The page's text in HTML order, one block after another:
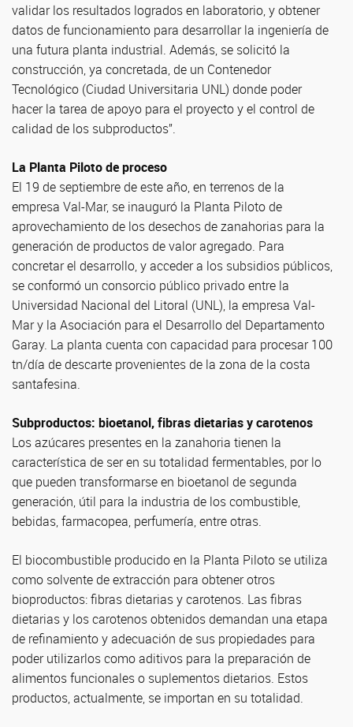
validar los resultados logrados en laboratorio, y obtener
datos de funcionamiento para desarrollar la ingeniería de
una futura planta industrial. Además, se solicitó la
construcción, ya concretada, de un Contenedor
Tecnológico (Ciudad Universitaria UNL) donde poder
hacer la tarea de apoyo para el proyecto y el control de
calidad de los subproductos”.
La Planta Piloto de proceso
El 19 de septiembre de este año, en terrenos de la
empresa Val-Mar, se inauguró la Planta Piloto de
aprovechamiento de los desechos de zanahorias para la
generación de productos de valor agregado. Para
concretar el desarrollo, y acceder a los subsidios públicos,
se conformó un consorcio público privado entre la
Universidad Nacional del Litoral (UNL), la empresa Val-
Mar y la Asociación para el Desarrollo del Departamento
Garay. La planta cuenta con capacidad para procesar 100
tn/día de descarte provenientes de la zona de la costa
santafesina.
Subproductos: bioetanol, fibras dietarias y carotenos
Los azúcares presentes en la zanahoria tienen la
característica de ser en su totalidad fermentables, por lo
que pueden transformarse en bioetanol de segunda
generación, útil para la industria de los combustible,
bebidas, farmacopea, perfumería, entre otras.
El biocombustible producido en la Planta Piloto se utiliza
como solvente de extracción para obtener otros
bioproductos: fibras dietarias y carotenos. Las fibras
dietarias y los carotenos obtenidos demandan una etapa
de refinamiento y adecuación de sus propiedades para
poder utilizarlos como aditivos para la preparación de
alimentos funcionales o suplementos dietarios. Estos
productos, actualmente, se importan en su totalidad.